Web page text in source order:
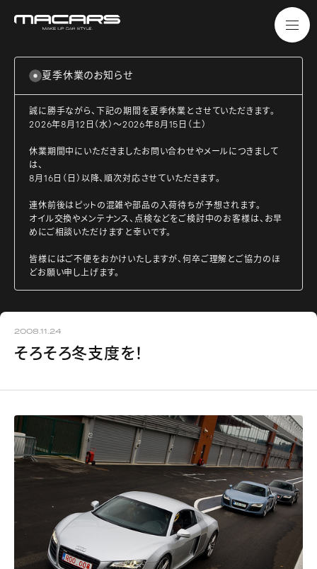
夏季休業のお知らせ
誠に勝手ながら、下記の期間を夏季休業とさせていただきます。
2026年8月12日（水）～2026年8月15日（土）
休業期間中にいただきましたお問い合わせやメールにつきまして
は、
8月16日（日）以降、順次対応させていただきます。
連休前後はピットの混雑や部品の入荷待ちが予想されます。
オイル交換やメンテナンス、点検などをご検討中のお客様は、お早
めにご相談いただけますと幸いです。
皆様にはご不便をおかけいたしますが、何卒ご理解とご協力のほ
どお願い申し上げます。
2008.11.24
そろそろ冬支度を！